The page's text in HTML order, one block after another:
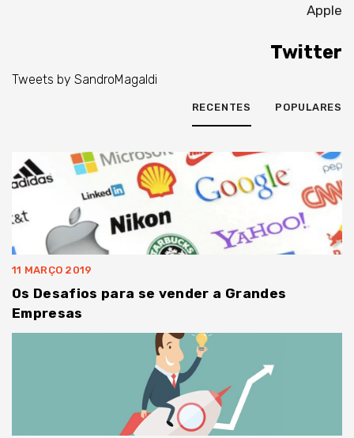
Apple
Twitter
Tweets by SandroMagaldi
POPULARES
RECENTES
11 MARÇO 2019
Os Desafios para se vender a Grandes
Empresas